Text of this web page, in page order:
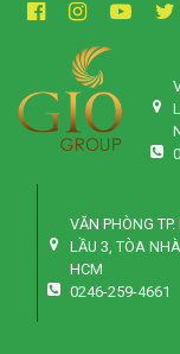
VĂN PHÒNG
LẦU 3, TÒA
HCM
0246-259-4661